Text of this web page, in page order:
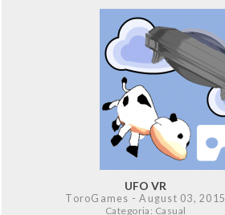
UFO VR
ToroGames - August 03, 2015
Categoria: Casual